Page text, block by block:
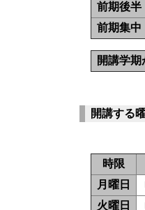
前期後半
前期集中
開講学
開講する
時限
月曜日
火曜日